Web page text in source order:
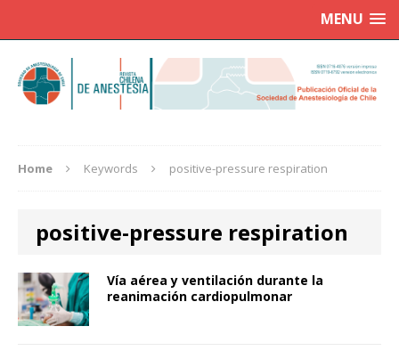
MENU
Home Keywords positive-pressure respiration
positive-pressure respiration
Vía aérea y ventilación durante la
reanimación cardiopulmonar